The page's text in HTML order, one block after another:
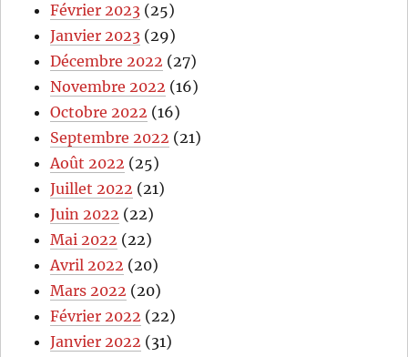
Février 2023 (25)
Janvier 2023 (29)
Décembre 2022 (27)
Novembre 2022 (16)
Octobre 2022 (16)
Septembre 2022 (21)
Août 2022 (25)
Juillet 2022 (21)
Juin 2022 (22)
Mai 2022 (22)
Avril 2022 (20)
Mars 2022 (20)
Février 2022 (22)
Janvier 2022 (31)